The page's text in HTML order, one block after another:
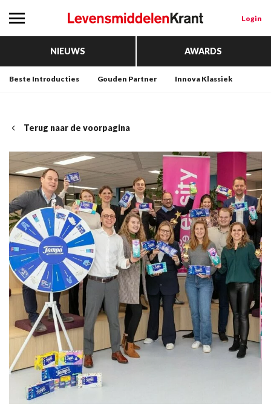
Login
NIEUWS AWARDS
Beste Introducties Gouden Partner Innova Klassiek
Terug naar de voorpagina